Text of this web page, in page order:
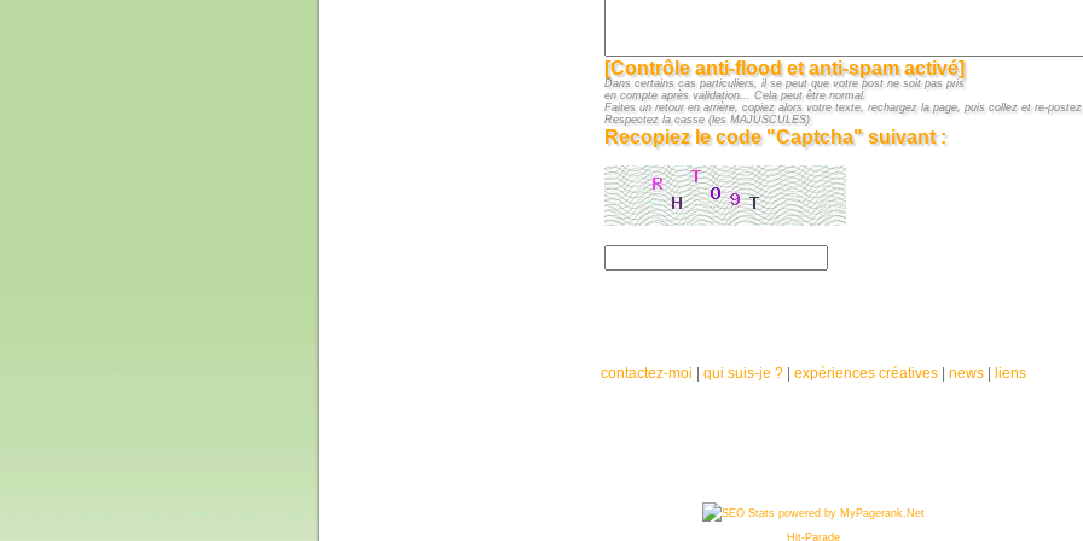
[Contrôle anti-flood et anti-spam activé]
Dans certains cas particuliers, il se peut que votre post ne soit pas pris
en compte après validation... Cela peut être normal.
Faites un retour en arrière, copiez alors votre texte, rechargez la page, puis collez et re-
Respectez la casse (les MAJUSCULES)
Recopiez le code "Captcha" suivant :
contactez-moi qui suis-je ?| expériences créatives| news| liens